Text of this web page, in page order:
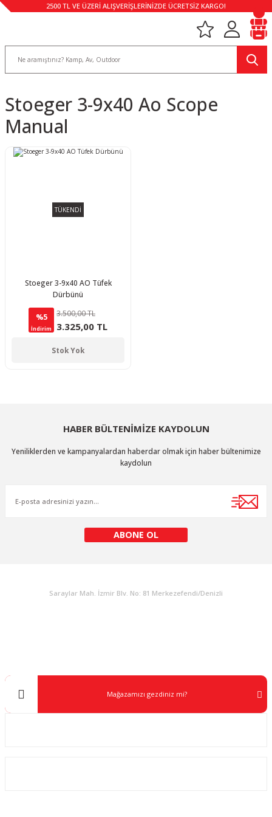
2500 TL VE ÜZERİ ALIŞVERİŞLERİNİZDE ÜCRETSİZ KARGO!
Stoeger 3-9x40 Ao Scope
Manual
TÜKENDİ
Stoeger 3-9x40 AO Tüfek
Dürbünü
%5
İndirim
3.500,00 TL
3.325,00 TL
Stok Yok
HABER BÜLTENİMİZE KAYDOLUN
Yeniliklerden ve kampanyalardan haberdar olmak için haber bültenimize
kaydolun
ABONE OL
Saraylar Mah. İzmir Blv. No: 81 Merkezefendi/Denizli
Mağazamızı gezdiniz mi?